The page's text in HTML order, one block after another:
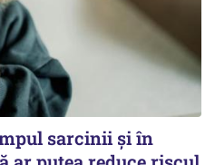
sarcinii și în